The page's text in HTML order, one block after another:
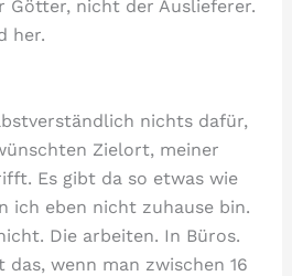
Götter, nicht der Auslieferer.
her.
nichts dafür,
Zielort, meiner
Es gibt da so etwas wie
ich eben nicht zuhause bin.
Die arbeiten. In Büros.
das, wenn man zwischen 16